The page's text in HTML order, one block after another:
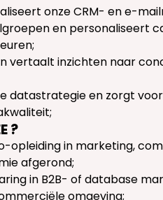
onze CRM- en e-
en personaliseert
vertaalt inzichten naar
datastrategie en zorgt
?
opleiding in marketing,
afgerond;
in B2B- of database
omgeving;